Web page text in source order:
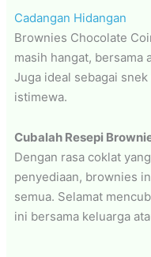
Cadangan Hidangan
Brownies Chocolate
masih hangat, bersama
Juga ideal sebagai
istimewa.
Cubalah Resepi
Dengan rasa coklat
penyediaan, brownies
semua. Selamat
ini bersama keluarga